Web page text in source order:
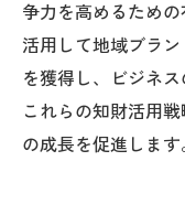
争力を高めるため
活用して地域ブラ
を獲得し、ビジネ
これらの知財活用
の成長を促進します